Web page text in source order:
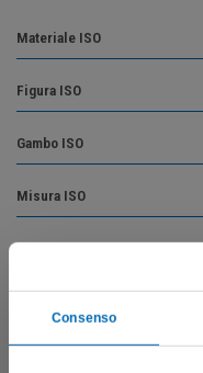
Consenso
Materiale ISO
Figura ISO
Gambo ISO
Misura ISO
Nr. di giri massimo